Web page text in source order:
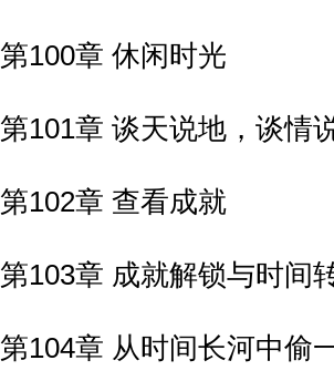
第100章 休闲时光
第101章 谈天说地，谈情
第102章 查看成就
第103章 成就解锁与时间
第104章 从时间长河中偷